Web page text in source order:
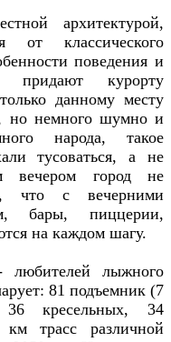
архитектурой,
от классического
поведения и
придают курорту
данному месту
но немного шумно и
народа, такое
тусоваться, а не
вечером город не
что с вечерними
бары, пиццерии,
на каждом шагу.
любителей лыжного
81 подъемник (7
кресельных, 34
км трасс различной